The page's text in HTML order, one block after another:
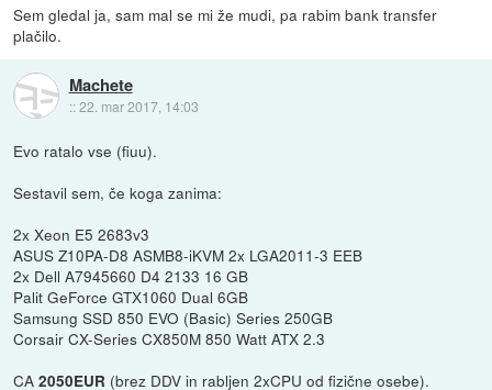
Sem gledal ja, sam mal se mi že mudi, pa rabim bank transfer
plačilo.
Machete
::22. mar 2017, 14:03
Evo ratalo vse (fiuu).
Sestavil sem, če koga zanima:
2x Xeon E5 2683v3
ASUS Z10PA-D8 ASMB8-iKVM 2x LGA2011-3 EEB
2x Dell A7945660 D4 2133 16 GB
Palit GeForce GTX1060 Dual 6GB
Samsung SSD 850 EVO (Basic) Series 250GB
Corsair CX-Series CX850M 850 Watt ATX 2.3
CA2050EUR (brez DDV in rabljen 2xCPU od fizične osebe).